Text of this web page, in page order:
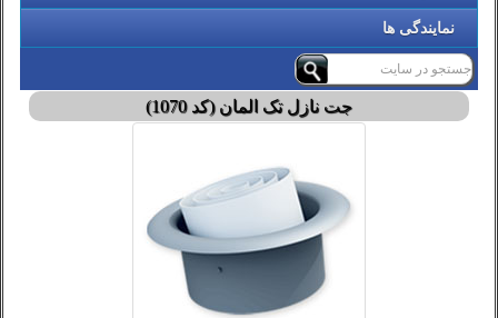
نمایندگی ها
جت نازل تک المان (کد 1070)